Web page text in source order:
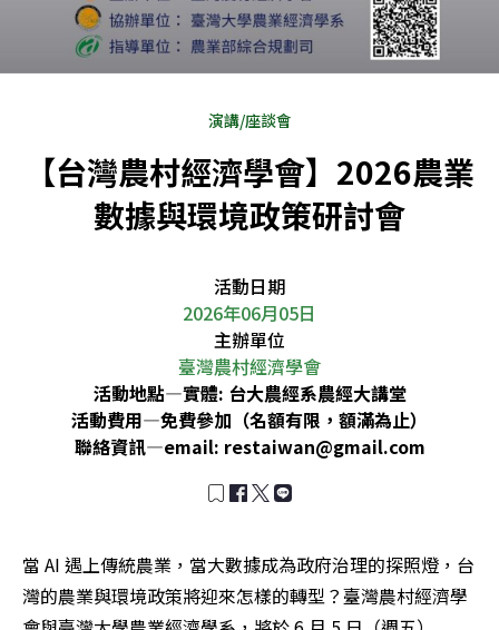
演講/座談會
【台灣農村經濟學會】2026農業
數據與環境政策研討會
活動日期
2026年06月05日
主辦單位
臺灣農村經濟學會
活動地點—實體: 台大農經系農經大講堂
活動費用—免費參加（名額有限，額滿為止）
聯絡資訊—email: restaiwan@gmail.com
當 AI 遇上傳統農業，當大數據成為政府治理的探照燈，台
灣的農業與環境政策將迎來怎樣的轉型？臺灣農村經濟學